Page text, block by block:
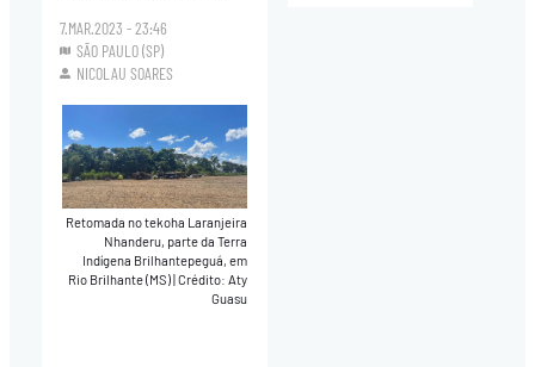
7.MAR.2023 - 23:46
SÃO PAULO (SP)
NICOLAU SOARES
Retomada no tekoha Laranjeira
Nhanderu, parte da Terra
Indígena Brilhantepeguá, em
Rio Brilhante (MS) Crédito: Aty
Guasu